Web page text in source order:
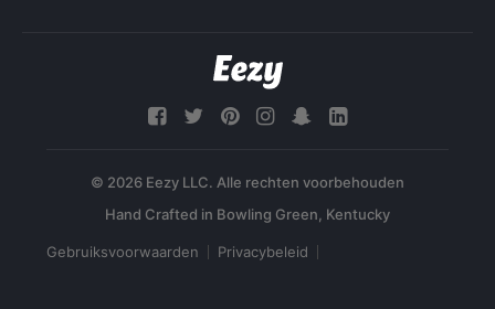
© 2026 Eezy LLC. Alle rechten voorbehouden
Gebruiksvoorwaarden Privacybeleid